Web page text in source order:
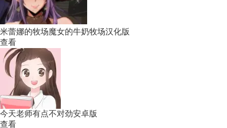
米蕾娜的牧场魔女的牛奶牧场汉化版
查看
今天老师有点不对劲安卓版
查看